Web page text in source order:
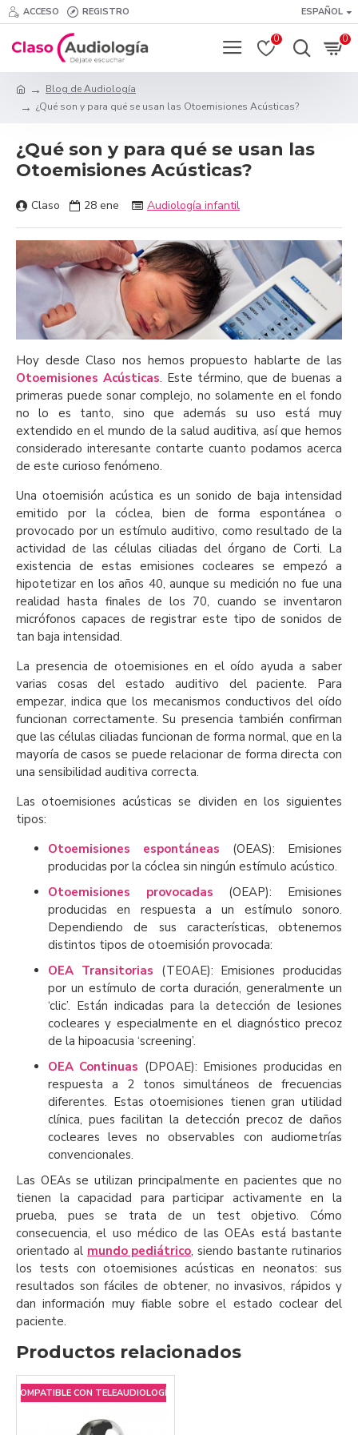
ACCESO REGISTRO ESPAÑOL
0 0
Blog de Audiología
¿Qué son y para qué se usan las Otoemisiones Acústicas?
¿Qué son y para qué se usan las
Otoemisiones Acústicas?
Claso 28 ene Audiología infantil
Hoy desde Claso nos hemos propuesto hablarte de las
Otoemisiones Acústicas. Este término, que de buenas a
primeras puede sonar complejo, no solamente en el fondo
no lo es tanto, sino que además su uso está muy
extendido en el mundo de la salud auditiva, así que hemos
considerado interesante contarte cuanto podamos acerca
de este curioso fenómeno.
Una otoemisión acústica es un sonido de baja intensidad
emitido por la cóclea, bien de forma espontánea o
provocado por un estímulo auditivo, como resultado de la
actividad de las células ciliadas del órgano de Corti. La
existencia de estas emisiones cocleares se empezó a
hipotetizar en los años 40, aunque su medición no fue una
realidad hasta finales de los 70, cuando se inventaron
micrófonos capaces de registrar este tipo de sonidos de
tan baja intensidad.
La presencia de otoemisiones en el oído ayuda a saber
varias cosas del estado auditivo del paciente. Para
empezar, indica que los mecanismos conductivos del oído
funcionan correctamente. Su presencia también confirman
que las células ciliadas funcionan de forma normal, que en la
mayoría de casos se puede relacionar de forma directa con
una sensibilidad auditiva correcta.
Las otoemisiones acústicas se dividen en los siguientes
tipos:
Otoemisiones espontáneas (OEAS): Emisiones
producidas por la cóclea sin ningún estímulo acústico.
Otoemisiones provocadas (OEAP): Emisiones
producidas en respuesta a un estímulo sonoro.
Dependiendo de sus características, obtenemos
distintos tipos de otoemisión provocada:
OEA Transitorias (TEOAE): Emisiones producidas
por un estímulo de corta duración, generalmente un
‘clic’. Están indicadas para la detección de lesiones
cocleares y especialmente en el diagnóstico precoz
de la hipoacusia ‘screening’.
OEA Continuas (DPOAE): Emisiones producidas en
respuesta a 2 tonos simultáneos de frecuencias
diferentes. Estas otoemisiones tienen gran utilidad
clínica, pues facilitan la detección precoz de daños
cocleares leves no observables con audiometrías
convencionales.
Las OEAs se utilizan principalmente en pacientes que no
tienen la capacidad para participar activamente en la
prueba, pues se trata de un test objetivo. Cómo
consecuencia, el uso médico de las OEAs está bastante
orientado al mundo pediátrico, siendo bastante rutinarios
los tests con otoemisiones acústicas en neonatos: sus
resultados son fáciles de obtener, no invasivos, rápidos y
dan información muy fiable sobre el estado coclear del
paciente.
Productos relacionados
COMPATIBLE CON TELEAUDIOLOGÍA